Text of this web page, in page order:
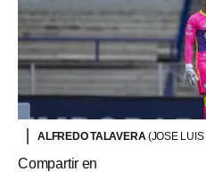
ALFREDO TALAVERA(JOSE
Compartir en